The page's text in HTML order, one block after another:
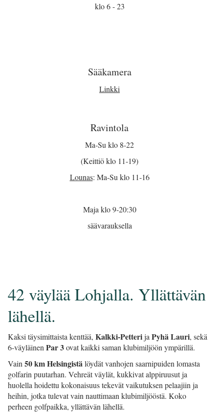
klo 6 - 23
Sääkamera
Linkki
Ravintola
Ma-Su klo 8-22
(Keittiö klo 11-19)
Lounas: Ma-Su klo 11-16
Maja klo 9-20:30
säävarauksella
42 väylää Lohjalla. Yllättävän
lähellä.
Kaksi täysimittaista kenttää, Kalkki-Petterija Pyhä Lauri, sekä
6-väyläinen Par 3ovat kaikki saman klubimiljöön ympärillä.
Vain 50 km Helsingistälöydät vanhojen saarnipuiden lomasta
golfarin puutarhan. Vehreät väylät, kukkivat alppiruusut ja
huolella hoidettu kokonaisuus tekevät vaikutuksen pelaajiin ja
heihin, jotka tulevat vain nauttimaan klubimiljööstä. Koko
perheen golfpaikka, yllättävän lähellä.